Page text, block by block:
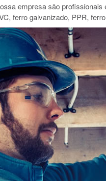
empresa são
ferro galvanizado, PPR,